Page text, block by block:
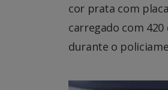
cor prata com
carregado com
durante o